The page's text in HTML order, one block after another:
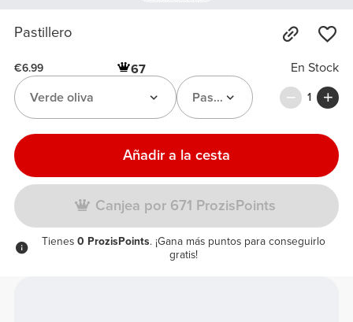
Pastillero
€6.99 67
En Stock
Pastillero
Verde oliva 1
Añadir a la cesta
Canjea por 671 ProzisPoints
Tienes0 ProzisPoints. ¡Gana más puntos para conseguirlo
gratis!